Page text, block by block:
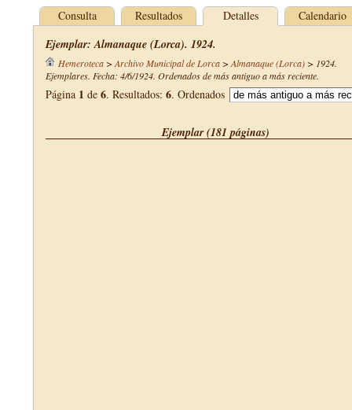
Consulta Resultados Detalles Calendario
Ejemplar: Almanaque (Lorca). 1924.
Hemeroteca> Archivo Municipal de Lorca> Almanaque (Lorca)> 1924.
Ejemplares. Fecha: 4/6/1924. Ordenados de más antiguo a más reciente.
Página 1 de 6. Resultados: 6. Ordenados
Ejemplar (181 páginas)